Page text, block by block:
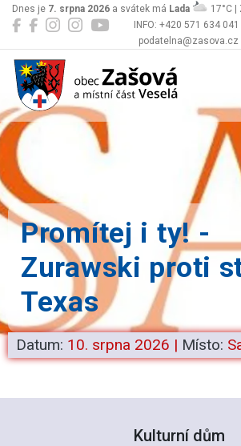
INFO: +420 571 634 041 |
podatelna@zasova.cz
Dnes je 7. srpna 2026 a svátek má Lada 17°C |
Zašová
Promítej i ty! -
Zurawski proti
Texas
Datum: 10. srpna 2026 | Místo:
Kulturní dům